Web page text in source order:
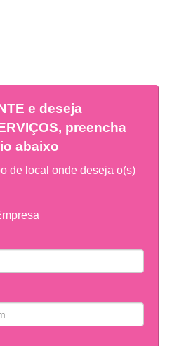
e deseja
preencha
abaixo
de local onde deseja o(s)